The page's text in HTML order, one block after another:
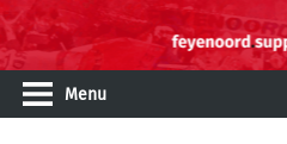
Menu